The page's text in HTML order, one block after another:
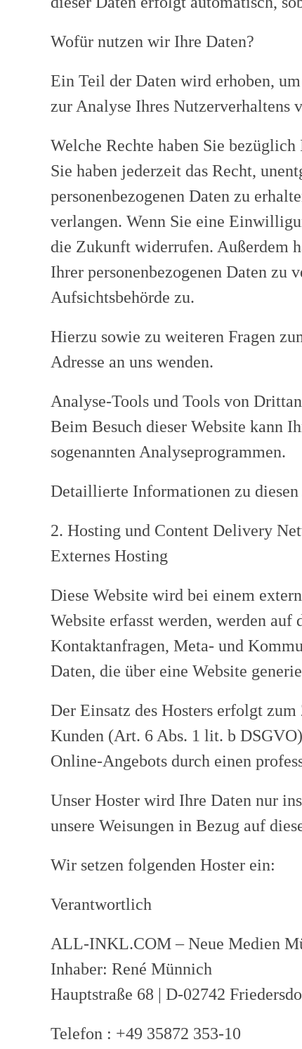
Wofür nutzen wir Ihre Daten?
Ein Teil der Daten wird erhoben,
zur Analyse Ihres Nutzerverhaltens
Welche Rechte haben Sie bezüglich
Sie haben jederzeit das Recht,
personenbezogenen Daten zu
verlangen. Wenn Sie eine
die Zukunft widerrufen. Außerdem
Ihrer personenbezogenen Daten zu
Aufsichtsbehörde zu.
Hierzu sowie zu weiteren Fragen
Adresse an uns wenden.
Analyse-Tools und Tools von
Beim Besuch dieser Website kann
sogenannten Analyseprogrammen.
Detaillierte Informationen zu
2. Hosting und Content Delivery
Externes Hosting
Diese Website wird bei einem
Website erfasst werden, werden auf
Kontaktanfragen, Meta- und
Daten, die über eine Website
Der Einsatz des Hosters erfolgt
Kunden (Art. 6 Abs. 1 lit. b
Online-Angebots durch einen
Unser Hoster wird Ihre Daten nur
unsere Weisungen in Bezug auf
Wir setzen folgenden Hoster ein:
Verantwortlich
ALL-INKL.COM – Neue Medien
Inhaber: René Münnich
Hauptstraße 68 | D-02742
Telefon : +49 35872 353-10